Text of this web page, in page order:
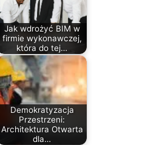
Jak wdrożyć BIM w
firmie wykonawczej,
która do tej…
Demokratyzacja
Przestrzeni:
Architektura Otwarta
dla…